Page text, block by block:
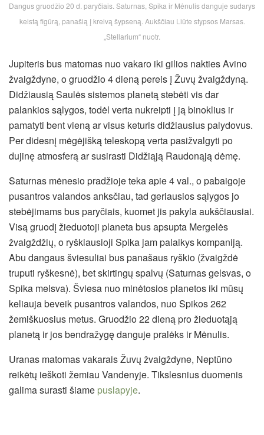
Dangus gruodžio 20 d. paryčiais. Saturnas, Spika ir Mėnulis danguje sudarys
keistą figūrą, panašią į kreivą šypseną. Aukščiau Liūte stypsos Marsas.
„Stellarium“ nuotr.
Jupiteris bus matomas nuo vakaro iki gilios nakties Avino
žvaigždyne, o gruodžio 4 dieną pereis į Žuvų žvaigždyną.
Didžiausią Saulės sistemos planetą stebėti vis dar
palankios sąlygos, todėl verta nukreipti į ją binoklius ir
pamatyti bent vieną ar visus keturis didžiausius palydovus.
Per didesnį mėgėjišką teleskopą verta pasižvalgyti po
dujinę atmosferą ar susirasti Didžiąją Raudonąją dėmę.
Saturnas mėnesio pradžioje teka apie 4 val., o pabaigoje
pusantros valandos anksčiau, tad geriausios sąlygos jo
stebėjimams bus paryčiais, kuomet jis pakyla aukščiausiai.
Visą gruodį žieduotoji planeta bus apsupta Mergelės
žvaigždžių, o ryškiausioji Spika jam palaikys kompaniją.
Abu dangaus šviesuliai bus panašaus ryškio (žvaigždė
truputi ryškesnė), bet skirtingų spalvų (Saturnas gelsvas, o
Spika melsva). Šviesa nuo minėtosios planetos iki mūsų
keliauja beveik pusantros valandos, nuo Spikos 262
žemiškuosius metus. Gruodžio 22 dieną pro žieduotąją
planetą ir jos bendražygę danguje pralėks ir Mėnulis.
Uranas matomas vakarais Žuvų žvaigždyne, Neptūno
reikėtų ieškoti žemiau Vandenyje. Tikslesnius duomenis
galima surasti šiame puslapyje.